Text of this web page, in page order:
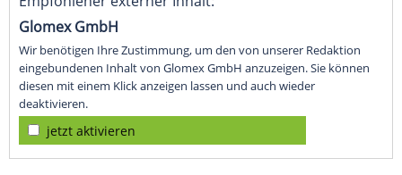
Glomex GmbH
Wir benötigen Ihre Zustimmung, um den von unserer Redaktion
eingebundenen Inhalt von Glomex GmbH anzuzeigen. Sie können
diesen mit einem Klick anzeigen lassen und auch wieder
deaktivieren.
jetzt aktivieren